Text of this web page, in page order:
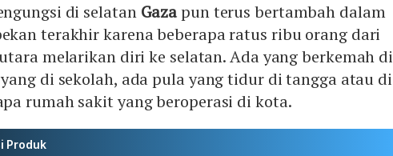
di selatan Gazapun terus bertambah dalam
terakhir karena beberapa ratus ribu orang dari
melarikan diri ke selatan. Ada yang berkemah di
di sekolah, ada pula yang tidur di tangga atau di
rumah sakit yang beroperasi di kota.
Produk